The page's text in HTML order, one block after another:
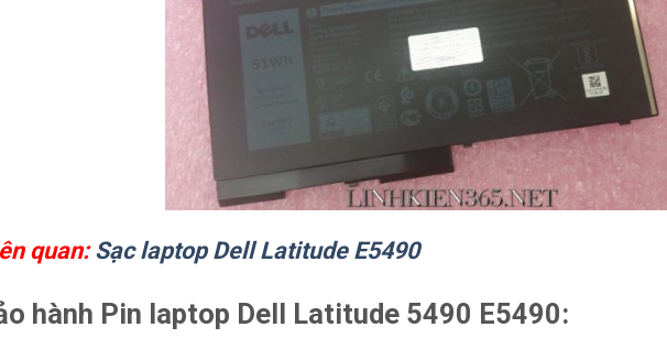
quan: Sạc laptop Dell Latitude E5490
hành Pin laptop Dell Latitude 5490 E5490: